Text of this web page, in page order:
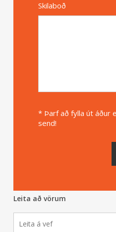
Skilaboð
* Þarf að fylla út áður
send!
Leita að vörum